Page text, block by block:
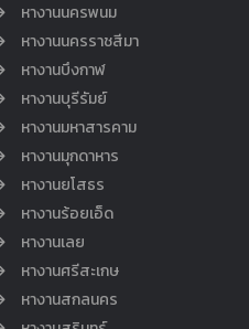
หางานนครพนม
หางานนครราชสีมา
หางานบึงกาฬ
หางานบุรีรัมย์
หางานมหาสารคาม
หางานมุกดาหาร
หางานยโสธร
หางานร้อยเอ็ด
หางานเลย
หางานศรีสะเกษ
หางานสกลนคร